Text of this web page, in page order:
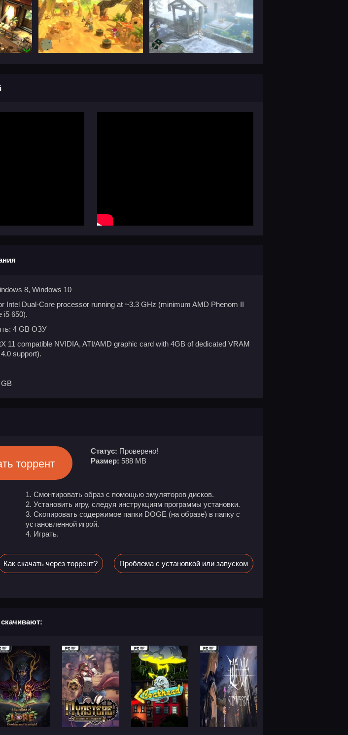
8, Windows 10
Intel Dual-Core processor running at ~3.3 GHz (minimum AMD Phenom II
i5 650).
4 GB ОЗУ
11 compatible NVIDIA, ATI/AMD graphic card with 4GB of dedicated VRAM
support).
торрент
Статус: Проверено!
Размер: 588 MB
Смонтировать образ с помощью эмуляторов дисков.
Установить игру, следуя инструкциям программы установки.
Скопировать содержимое папки DOGE (на образе) в папку с
установленной игрой.
Играть.
Как скачать через торрент? Проблема с установкой или запуском